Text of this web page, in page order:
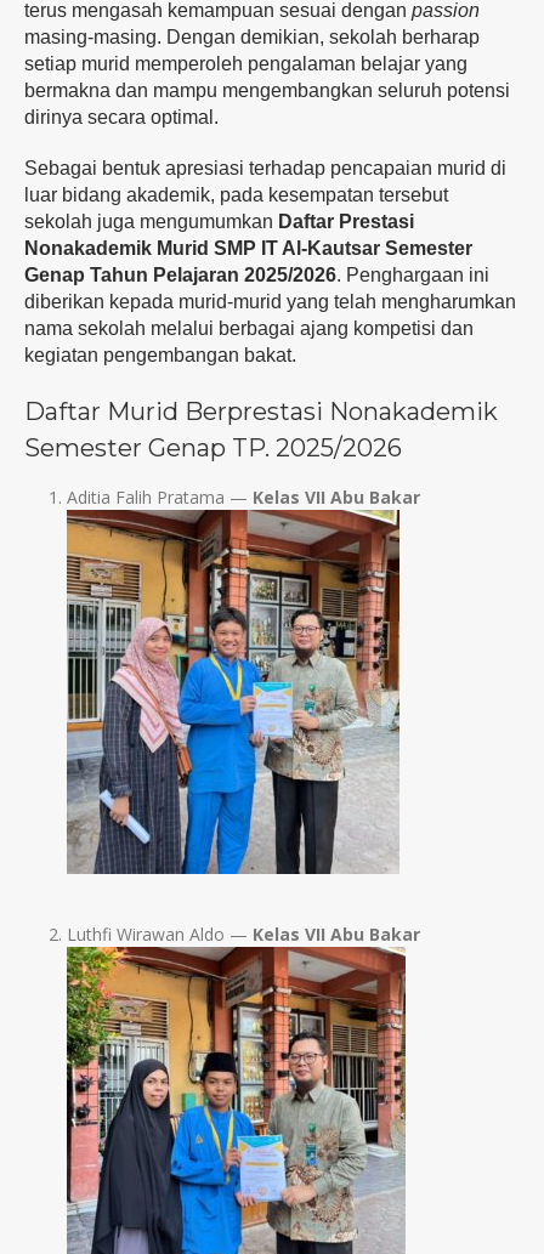
terus mengasah kemampuan sesuai dengan passion
masing-masing. Dengan demikian, sekolah berharap
setiap murid memperoleh pengalaman belajar yang
bermakna dan mampu mengembangkan seluruh potensi
dirinya secara optimal.
Sebagai bentuk apresiasi terhadap pencapaian murid di
luar bidang akademik, pada kesempatan tersebut
sekolah juga mengumumkan Daftar Prestasi
Nonakademik Murid SMP IT Al-Kautsar Semester
Genap Tahun Pelajaran 2025/2026. Penghargaan ini
diberikan kepada murid-murid yang telah mengharumkan
nama sekolah melalui berbagai ajang kompetisi dan
kegiatan pengembangan bakat.
Daftar Murid Berprestasi Nonakademik
Semester Genap TP. 2025/2026
Aditia Falih Pratama — Kelas VII Abu Bakar
Luthfi Wirawan Aldo — Kelas VII Abu Bakar